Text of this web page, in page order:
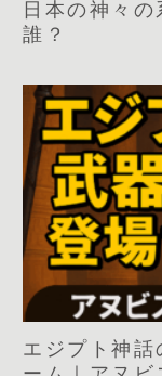
日本の神々
誰？
エジプト神